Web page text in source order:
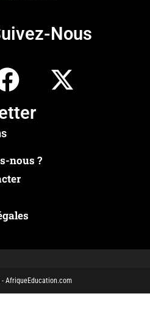
Nous
nous ?
AfriqueEducation.com